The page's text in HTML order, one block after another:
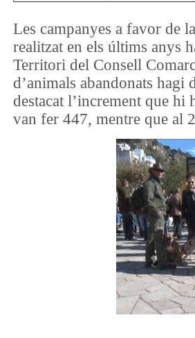
Les campanyes a favor de
realitzat en els últims anys
Territori del Consell
d’animals abandonats
destacat l’increment que hi
van fer 447, mentre que al